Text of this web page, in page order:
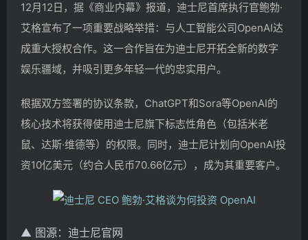
12月12日，据《商业内幕》报道，迪士尼首席执行官鲍勃·
艾格宣布了一项重要战略举措：与人工智能公司OpenAI达
成重大授权合作。这一合作旨在为迪士尼开拓全新的数字
娱乐疆域，并吸引更多年轻一代的忠实用户。
根据双方签署的协议条款，ChatGPT和Sora等OpenAI的
核心技术将获得使用迪士尼旗下标志性角色（包括米老
鼠、达斯·维德等）的权限。同时，迪士尼计划向OpenAI投
资10亿美元（约合人民币70.66亿元），成为其重要客户。
▲ 图源：迪士尼官网